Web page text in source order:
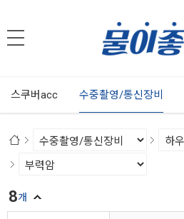
스쿠버acc 수중촬영/통신장비
8개